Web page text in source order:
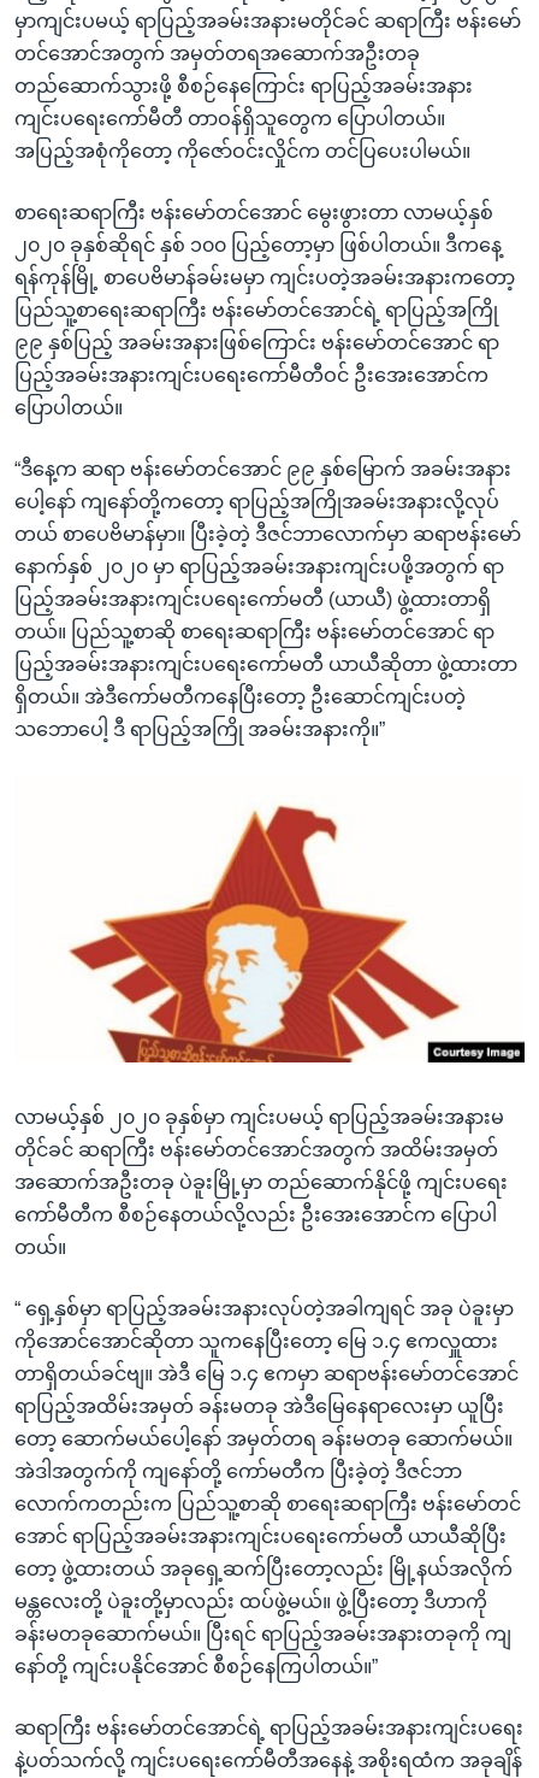
ရန်မှာကျင်းပမယ့် ရာပြည့်အခမ်းအနားမတိုင်ခင် ဆရာကြီး ဗန်းမော်
တင်အောင်အတွက် အမှတ်တရအဆောက်အဦးတခု
တည်ဆောက်သွားဖို့ စီစဉ်နေကြောင်း ရာပြည့်အခမ်းအနား
ကျင်းပရေးကော်မီတီ တာဝန်ရှိသူတွေက ပြောပါတယ်။
အပြည့်အစုံကိုတော့ ကိုဇော်ဝင်းလှိုင်က တင်ပြပေးပါမယ်။
စာရေးဆရာကြီး ဗန်းမော်တင်အောင် မွေးဖွားတာ လာမယ့်နှစ်
၂၀၂၀ ခုနှစ်ဆိုရင် နှစ် ၁၀၀ ပြည့်တော့မှာ ဖြစ်ပါတယ်။ ဒီကနေ့
ရန်ကုန်မြို့ စာပေဗိမာန်ခမ်းမမှာ ကျင်းပတဲ့အခမ်းအနားကတော့
ပြည်သူ့စာရေးဆရာကြီး ဗန်းမော်တင်အောင်ရဲ့ ရာပြည့်အကြို
၉၉ နှစ်ပြည့် အခမ်းအနားဖြစ်ကြောင်း ဗန်းမော်တင်အောင် ရာ
ပြည့်အခမ်းအနားကျင်းပရေးကော်မီတီဝင် ဦးအေးအောင်က
ပြောပါတယ်။
“ဒီနေ့က ဆရာ ဗန်းမော်တင်အောင် ၉၉ နှစ်မြောက် အခမ်းအနား
ပေါ့နော် ကျနော်တို့ကတော့ ရာပြည့်အကြိုအခမ်းအနားလို့လုပ်
တယ် စာပေဗိမာန်မှာ။ ပြီးခဲ့တဲ့ ဒီဇင်ဘာလောက်မှာ ဆရာဗန်းမော်
နောက်နှစ် ၂၀၂၀ မှာ ရာပြည့်အခမ်းအနားကျင်းပဖို့အတွက် ရာ
ပြည့်အခမ်းအနားကျင်းပရေးကော်မတီ (ယာယီ) ဖွဲ့ထားတာရှိ
တယ်။ ပြည်သူ့စာဆို စာရေးဆရာကြီး ဗန်းမော်တင်အောင် ရာ
ပြည့်အခမ်းအနားကျင်းပရေးကော်မတီ ယာယီဆိုတာ ဖွဲ့ထားတာ
ရှိတယ်။ အဲဒီကော်မတီကနေပြီးတော့ ဦးဆောင်ကျင်းပတဲ့
သဘောပေါ့ ဒီ ရာပြည့်အကြို အခမ်းအနားကို။”
လာမယ့်နှစ် ၂၀၂၀ ခုနှစ်မှာ ကျင်းပမယ့် ရာပြည့်အခမ်းအနားမ
တိုင်ခင် ဆရာကြီး ဗန်းမော်တင်အောင်အတွက် အထိမ်းအမှတ်
အဆောက်အဦးတခု ပဲခူးမြို့မှာ တည်ဆောက်နိုင်ဖို့ ကျင်းပရေး
ကော်မီတီက စီစဉ်နေတယ်လို့လည်း ဦးအေးအောင်က ပြောပါ
တယ်။
“ ရှေ့နှစ်မှာ ရာပြည့်အခမ်းအနားလုပ်တဲ့အခါကျရင် အခု ပဲခူးမှာ
ကိုအောင်အောင်ဆိုတာ သူကနေပြီးတော့ မြေ ၁.၄ ဧကလှူထား
တာရှိတယ်ခင်ဗျ။ အဲဒီ မြေ ၁.၄ ဧကမှာ ဆရာဗန်းမော်တင်အောင်
ရာပြည့်အထိမ်းအမှတ် ခန်းမတခု အဲဒီမြေနေရာလေးမှာ ယူပြီး
တော့ ဆောက်မယ်ပေါ့နော် အမှတ်တရ ခန်းမတခု ဆောက်မယ်။
အဲဒါအတွက်ကို ကျနော်တို့ ကော်မတီက ပြီးခဲ့တဲ့ ဒီဇင်ဘာ
လောက်ကတည်းက ပြည်သူ့စာဆို စာရေးဆရာကြီး ဗန်းမော်တင်
အောင် ရာပြည့်အခမ်းအနားကျင်းပရေးကော်မတီ ယာယီဆိုပြီး
တော့ ဖွဲ့ထားတယ် အခုရှေ့ဆက်ပြီးတော့လည်း မြို့နယ်အလိုက်
မန္တလေးတို့ ပဲခူးတို့မှာလည်း ထပ်ဖွဲ့မယ်။ ဖွဲ့ပြီးတော့ ဒီဟာကို
ခန်းမတခုဆောက်မယ်။ ပြီးရင် ရာပြည့်အခမ်းအနားတခုကို ကျ
နော်တို့ ကျင်းပနိုင်အောင် စီစဉ်နေကြပါတယ်။”
ဆရာကြီး ဗန်းမော်တင်အောင်ရဲ့ ရာပြည့်အခမ်းအနားကျင်းပရေး
နဲ့ပတ်သက်လို့ ကျင်းပရေးကော်မီတီအနေနဲ့ အစိုးရထံက အခုချိန်